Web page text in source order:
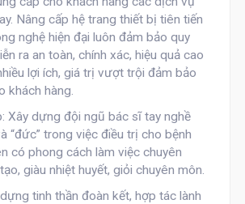
Nâng cấp hệ trang thiết bị tiên tiến
nghệ hiện đại luôn đảm bảo quy
ra an toàn, chính xác, hiệu quả cao
lợi ích, giá trị vượt trội đảm bảo
khách hàng.
Xây dựng đội ngũ bác sĩ tay nghề
“đức” trong việc điều trị cho bệnh
có phong cách làm việc chuyên
giàu nhiệt huyết, giỏi chuyên môn.
tinh thần đoàn kết, hợp tác lành